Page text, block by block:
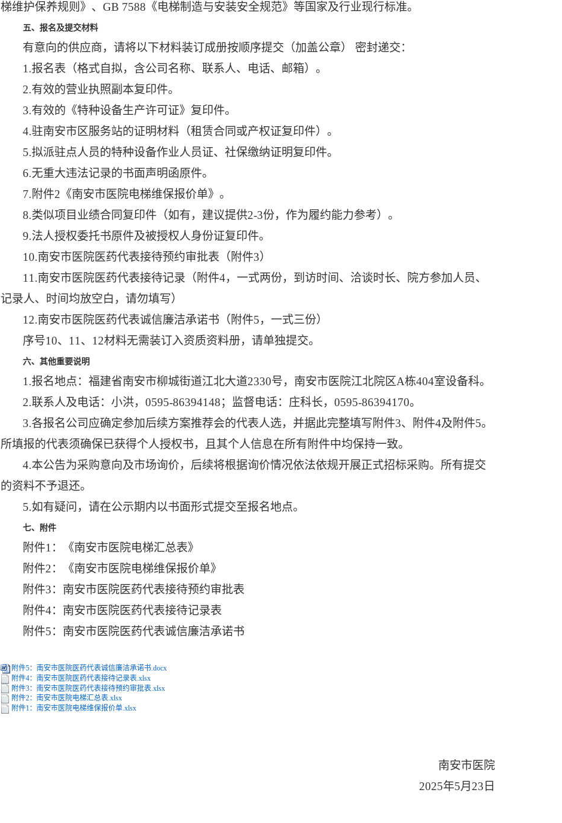
梯维护保养规则》、GB 7588《电梯制造与安装安全规范》等国家及行业现行标准。
五、报名及提交材料
有意向的供应商，请将以下材料装订成册按顺序提交 （加盖公章）
密封递交：
1.报名表（格式自拟，含公司名称、联系人、电话、邮箱）。
2.有效的营业执照副本复印件。
3.有效的《特种设备生产许可证》复印件。
4.驻南安市区服务站的证明材料（租赁合同或产权证复印件）。
5.拟派驻点人员的特种设备作业人员证、社保缴纳证明复印件。
6.无重大违法记录的书面声明函原件。
7.附件2 《南安市医院电梯维保报价单》。
8.类似项目业绩合同复印件（如有，建议提供2-3份，作为履约能力参考）。
9.法人授权委托书原件及被授权人身份证复印件。
10.南安市医院医药代表接待预约审批表（附件3）
11.南安市医院医药代表接待记录（附件4，一式两份，到访时间、洽谈时长、院方参加人员、
记录人、时间均放空白，请勿填写）
1 2.南安市医院医药代表诚信廉洁承诺书（附件5，一式三份）
序号10、11 、 12材料无需装订入资质资料册，请单独提交。
六、其他重要说明
1.报名地点：福建省南安市柳城街道江北大道2330号，南安市医院江北院区A栋404室设备科。
2.联系人及电话：小洪， 0595-86394148；监督电话：庄科长，0595-86394170。
3.各报名公司应确定参加后续方案推荐会的代表人选，并据此完整填写附件3、附件4及附件5。
所填报的代表须确保已获得个人授权书，且其个人信息在所有附件中均保持一致。
4.本公告为采购意向及市场询价，后续将根据询价情况依法依规开展正式招标采购。所有提交
的资料不予退还。
5.如有疑问，请在公示期内以书面形式提交至报名地点。
七、附件
附件1：
《南安市医院电梯汇总表》
附件2：《南安市医院电梯维保报价单》
附件3：南安市医院医药代表接待预约审批表
附件4：南安市医院医药代表接待记录表
附件5：南安市医院医药代表诚信廉洁承诺书
附件5：南安市医院医药代表诚信廉洁承诺书.docx
附件4：南安市医院医药代表接待记录表.xlsx
附件3：南安市医院医药代表接待预约审批表.xlsx
附件2：南安市医院电梯汇总表.xlsx
附件1：南安市医院电梯维保报价单.xlsx
南安市医院
2025年5月23 日